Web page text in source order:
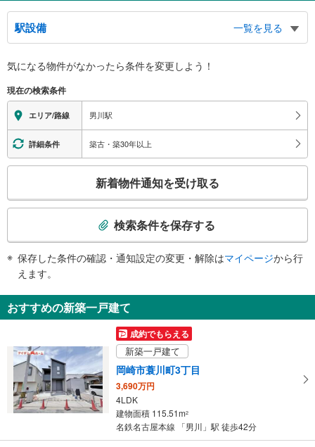
駅設備
一覧を見る
※段差なしでの移動経路
地上⇔改札⇔ホーム：○
（※各改札⇔反対側のホームへの改札内移動：×）
スロープ
・各ホーム⇔各改札
その他
※駅員無配置駅（連絡先：東岡崎駅）
気になる物件がなかったら条件を変更しよう！
現在の検索条件
エリア/路線 男川駅
詳細条件 築古・築30年以上
検
知
を
け
取
・
条
新着物件通知を受け取る
検索条件を保存する
保存した条件の確認・通知設定の変更・解除はマイページから行
えます。
おすすめの新築一戸建て
成約でもらえる
新築一戸建て
岡崎市蓑川町3丁目
3,690万円
4LDK
建物面積 115.51m2
名鉄名古屋本線 「男川」駅 徒歩42分